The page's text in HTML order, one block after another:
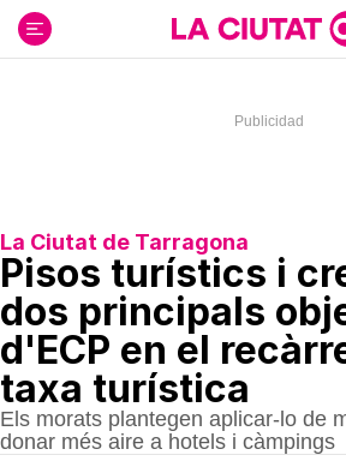
contenido
La Ciutat de Tarragona
Pisos turístics i
dos principals
d'ECP en el
taxa turística
Els morats plantegen aplicar-lo de
donar més aire a hotels i càmpings